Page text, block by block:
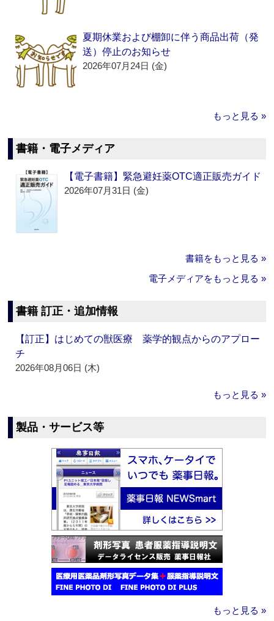
夏期休業および棚卸に伴う商品出荷（発
送）停止のお知らせ
2026年07月24日 (金)
もっと見る »
書籍・電子メディア
【電子書籍】緊急避妊薬OTC適正販売ガイド
2026年07月31日 (金)
書籍をもっと見る »
電子メディアをもっと見る »
書籍 訂正・追加情報
【訂正】はじめての獣医療 薬学的観点からのアプロー
チ
2026年08月06日 (木)
もっと見る »
製品・サービス等
もっと見る »